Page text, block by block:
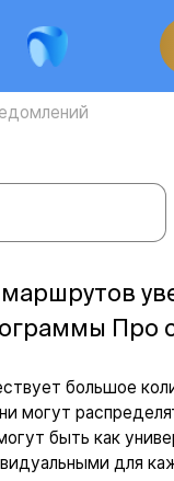
Про с
большое
могут
быть как
для